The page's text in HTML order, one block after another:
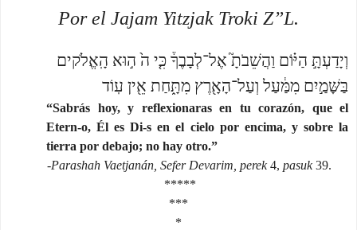
Por el Jajam Yitzjak Troki Z”L.
וְיָדַעְתָּ֣ הַיּ֗וֹם וַהֲשֵׁבֹתָ֮ אֶל־לְבָבֶךָ֒ כִּ֤י ה֙ ה֣וּא הָֽאֱלֹקים
בַּשָּׁמַ֣יִם מִמַּ֔עַל וְעַל־הָאָ֖רֶץ מִתָּ֑חַת אֵ֖ין עֽוֹד
“Sabrás hoy, y reflexionaras en tu corazón, que el
Etern-o, Él es Di-s en el cielo por encima, y sobre la
tierra por debajo; no hay otro.”
-Parashah Vaetjanán, Sefer Devarim, perek4, pasuk39.
*****
***
*